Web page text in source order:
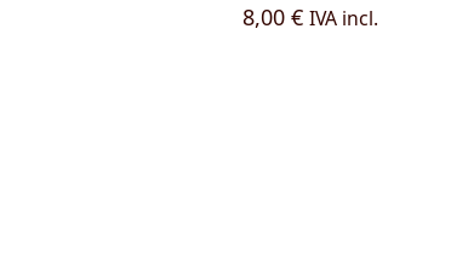
8,00 € IVA incl.